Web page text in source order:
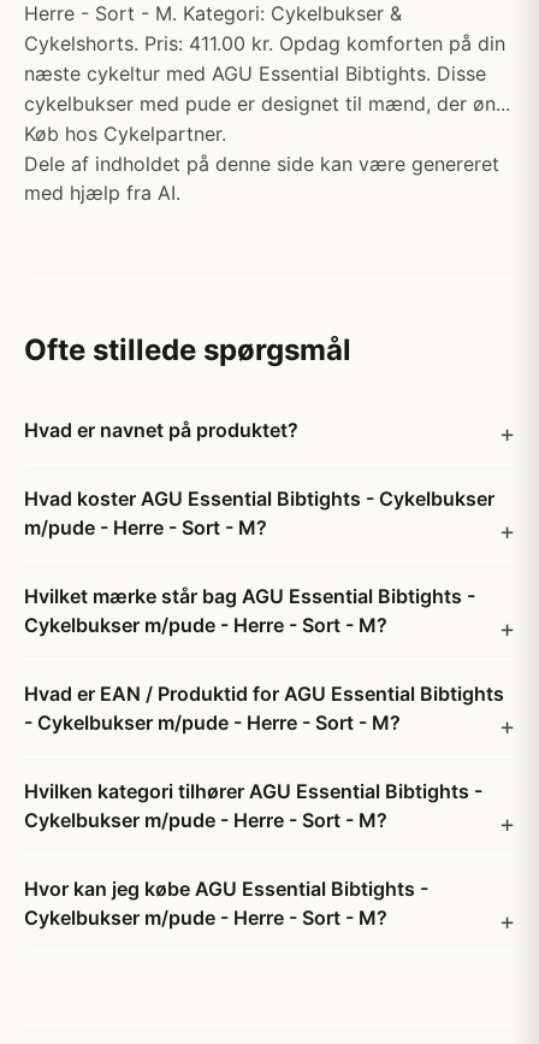
Herre - Sort - M. Kategori: Cykelbukser &
Cykelshorts. Pris: 411.00 kr. Opdag komforten på din
næste cykeltur med AGU Essential Bibtights. Disse
cykelbukser med pude er designet til mænd, der øn...
Køb hos Cykelpartner.
Dele af indholdet på denne side kan være genereret
med hjælp fra AI.
Ofte stillede spørgsmål
Hvad er navnet på produktet?
Hvad koster AGU Essential Bibtights - Cykelbukser
m/pude - Herre - Sort - M?
Hvilket mærke står bag AGU Essential Bibtights -
Cykelbukser m/pude - Herre - Sort - M?
Hvad er EAN / Produktid for AGU Essential Bibtights
- Cykelbukser m/pude - Herre - Sort - M?
Hvilken kategori tilhører AGU Essential Bibtights -
Cykelbukser m/pude - Herre - Sort - M?
Hvor kan jeg købe AGU Essential Bibtights -
Cykelbukser m/pude - Herre - Sort - M?